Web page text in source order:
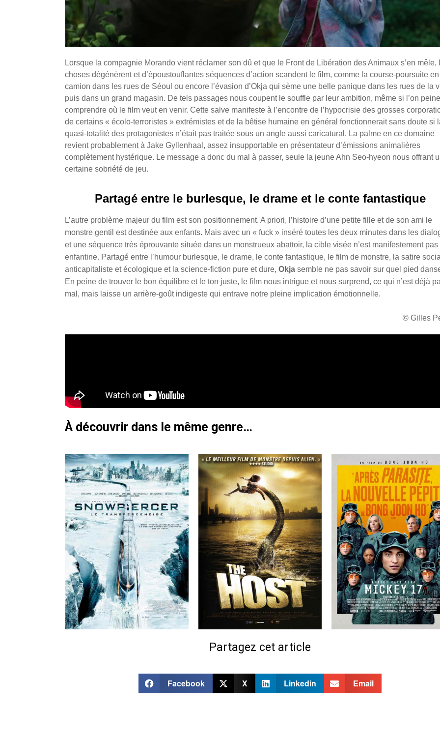
Lorsque la compagnie Morando vient réclamer son dû et que le Front de Libération des Animaux s’en mêle,
choses dégénèrent et d’époustouflantes séquences d’action scandent le film, comme la course-poursuite en
camion dans les rues de Séoul ou encore l’évasion d’Okja qui sème une belle panique dans les rues de la
puis dans un grand magasin. De tels passages nous coupent le souffle par leur ambition, même si l’on
comprendre où le film veut en venir. Cette salve manifeste à l’encontre de l’hypocrisie des grosses
de certains « écolo-terroristes » extrémistes et de la bêtise humaine en général fonctionnerait sans doute si
quasi-totalité des protagonistes n’était pas traitée sous un angle aussi caricatural. La palme en ce domaine
revient probablement à Jake Gyllenhaal, assez insupportable en présentateur d’émissions animalières
complètement hystérique. Le message a donc du mal à passer, seule la jeune Ahn Seo-hyeon nous offrant
certaine sobriété de jeu.
Partagé entre le burlesque, le drame et le conte fantastique
L’autre problème majeur du film est son positionnement. A priori, l’histoire d’une petite fille et de son ami le
monstre gentil est destinée aux enfants. Mais avec un « fuck » inséré toutes les deux minutes dans les
et une séquence très éprouvante située dans un monstrueux abattoir, la cible visée n’est manifestement pas
enfantine. Partagé entre l’humour burlesque, le drame, le conte fantastique, le film de monstre, la satire
anticapitaliste et écologique et la science-fiction pure et dure, Okja semble ne pas savoir sur quel pied
En peine de trouver le bon équilibre et le ton juste, le film nous intrigue et nous surprend, ce qui n’est déjà
mal, mais laisse un arrière-goût indigeste qui entrave notre pleine implication émotionnelle.
© Gilles
À découvrir dans le même genre…
Partagez cet article
Facebook X Linkedin Email